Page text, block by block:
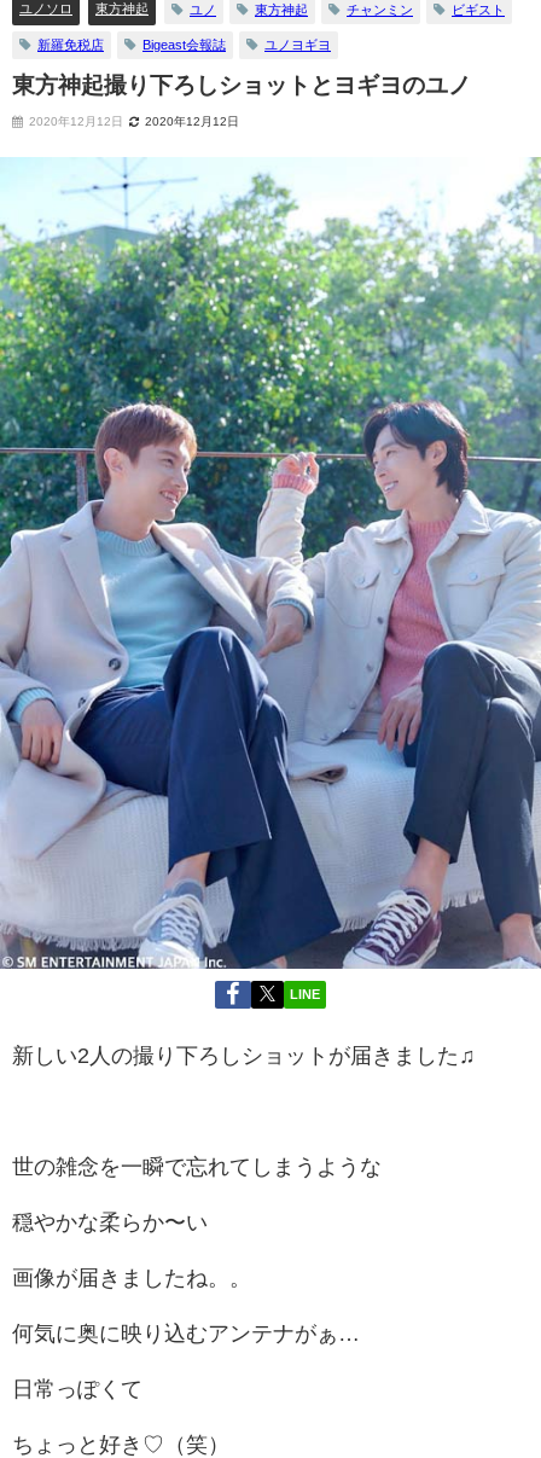
ユノソロ 東方神起 ユノ 東方神起 チャンミン ビギスト
新羅免税店 Bigeast会報誌 ユノヨギヨ
東方神起撮り下ろしショットとヨギヨのユノ
2020年12月12日 2020年12月12日
LINE
新しい2人の撮り下ろしショットが届きました♫
世の雑念を一瞬で忘れてしまうような
穏やかな柔らか〜い
画像が届きましたね。。
何気に奥に映り込むアンテナがぁ…
日常っぽくて
ちょっと好き♡（笑）